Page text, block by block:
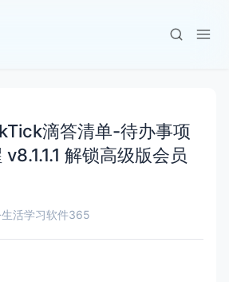
滴答清单-待办事项
解锁高级版会员
活学习软件365